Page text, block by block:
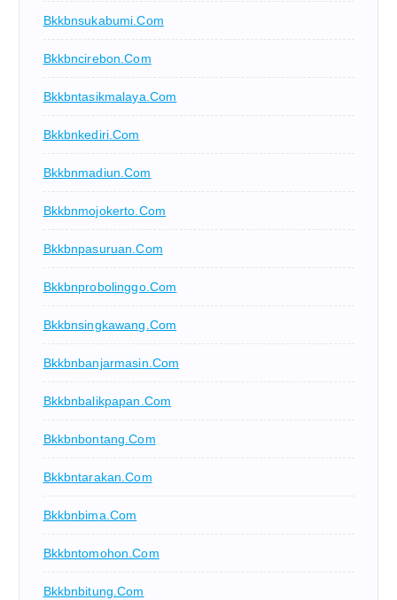
Bkkbnsukabumi.com
Bkkbncirebon.com
Bkkbntasikmalaya.com
Bkkbnkediri.com
Bkkbnmadiun.com
Bkkbnmojokerto.com
Bkkbnpasuruan.com
Bkkbnprobolinggo.com
Bkkbnsingkawang.com
Bkkbnbanjarmasin.com
Bkkbnbalikpapan.com
Bkkbnbontang.com
Bkkbntarakan.com
Bkkbnbima.com
Bkkbntomohon.com
Bkkbnbitung.com